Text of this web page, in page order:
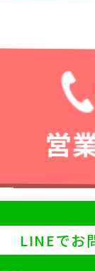
営
LINEでお